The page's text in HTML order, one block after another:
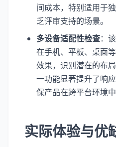
间成本，特别适用于
乏评审支持的场景。
多设备适配性检查：
在手机、平板、桌面
效果，识别潜在的布
一功能显著提升了响
保产品在跨平台环境
实际体验与优